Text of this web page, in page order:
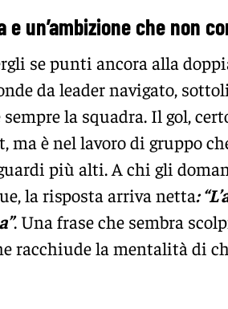
e un’ambizione che non
se punti ancora alla
da leader navigato,
la squadra. Il gol,
ma è nel lavoro di gruppo
più alti. A chi gli
la risposta arriva netta:
. Una frase che sembra
racchiude la mentalità di